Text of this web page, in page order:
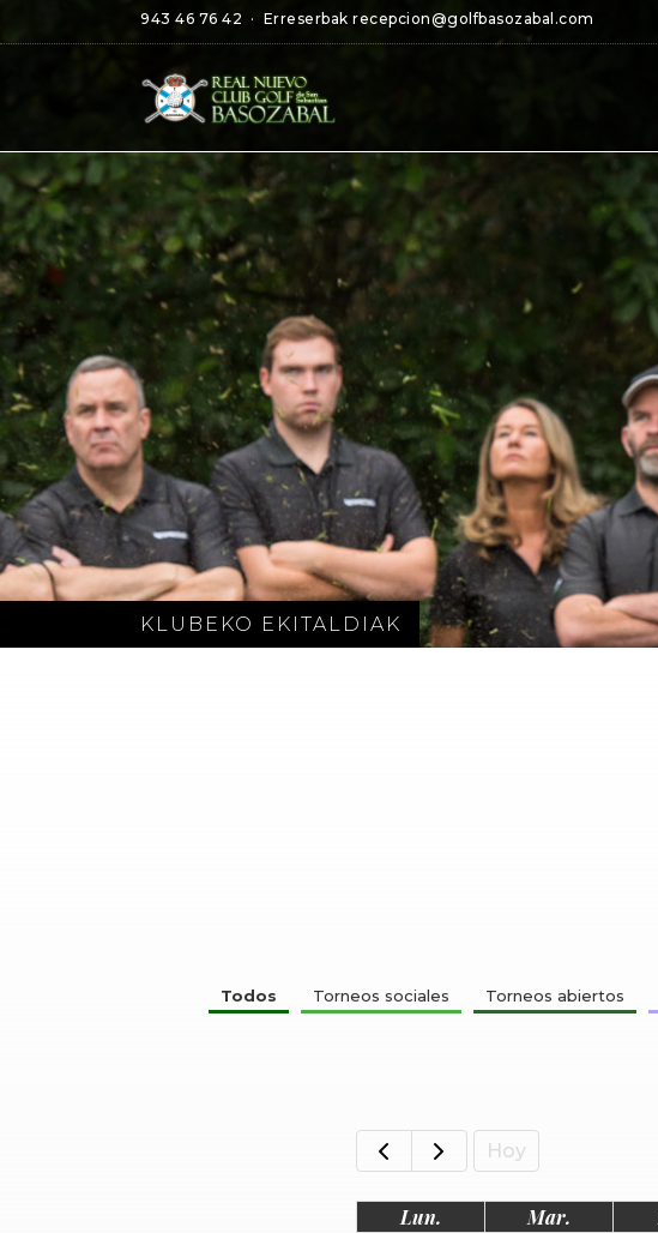
943 46 76 42 · Erreserbak recepcion@golfbasozabal.com
KLUBEKO EKITALDIAK
Todos Torneos sociales Torneos abiertos
Hoy
Lun. Mar.